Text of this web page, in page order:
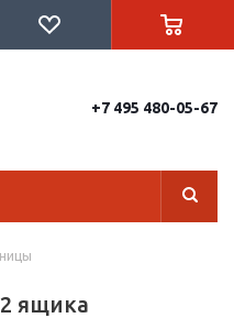
+7 495 480-05-67
ящика